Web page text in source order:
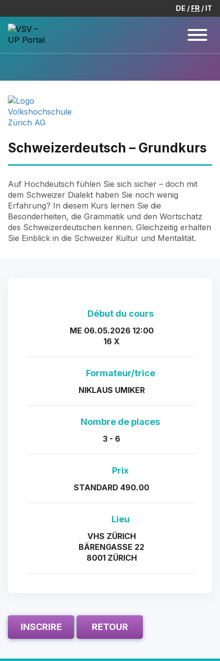
DE FR IT
Schweizerdeutsch – Grundkurs
Auf Hochdeutsch fühlen Sie sich sicher – doch mit
dem Schweizer Dialekt haben Sie noch wenig
Erfahrung? In diesem Kurs lernen Sie die
Besonderheiten, die Grammatik und den Wortschatz
des Schweizerdeutschen kennen. Gleichzeitig erhalten
Sie Einblick in die Schweizer Kultur und Mentalität.
Début du cours
ME 06.05.2026 12:00
16 X
Formateur/trice
NIKLAUS UMIKER
Nombre de places
3 - 6
Prix
STANDARD 490.00
Lieu
VHS ZÜRICH
BÄRENGASSE 22
8001 ZÜRICH
INSCRIRE RETOUR